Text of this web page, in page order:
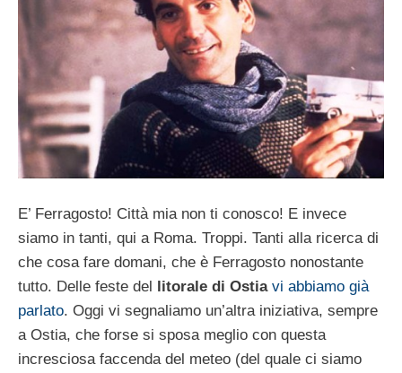
E’ Ferragosto! Città mia non ti conosco! E invece
siamo in tanti, qui a Roma. Troppi. Tanti alla ricerca di
che cosa fare domani, che è Ferragosto nonostante
tutto. Delle feste del litorale di Ostia vi abbiamo già
parlato. Oggi vi segnaliamo un’altra iniziativa, sempre
a Ostia, che forse si sposa meglio con questa
incresciosa faccenda del meteo (del quale ci siamo